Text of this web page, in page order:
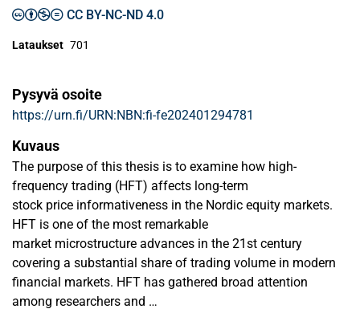
CC BY-NC-ND 4.0
Lataukset 701
Pysyvä osoite
https://urn.fi/URN:NBN:fi-fe202401294781
Kuvaus
The purpose of this thesis is to examine how high-
frequency trading (HFT) affects long-term
stock price informativeness in the Nordic equity markets.
HFT is one of the most remarkable
market microstructure advances in the 21st century
covering a substantial share of trading volume in modern
financial markets. HFT has gathered broad attention
among researchers and